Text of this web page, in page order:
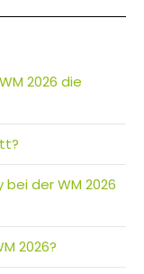
2026 die
der WM 2026
2026?